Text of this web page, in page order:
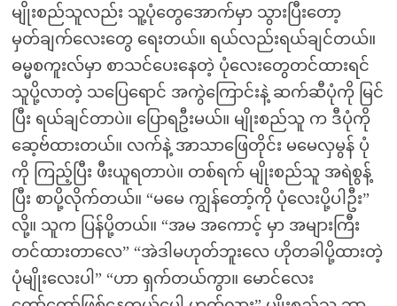
မျိုးစည်သူလည်း သူ့ပုံတွေအောက်မှာ သွားပြီးတော့
မှတ်ချက်လေးတွေ ရေးတယ်။ ရယ်လည်းရယ်ချင်တယ်။
ဓမ္မစကူးလ်မှာ စာသင်ပေးနေတဲ့ ပုံလေးတွေတင်ထားရင်
သူပို့လာတဲ့ သပြေရောင် အကွဲကြောင်းနဲ့ ဆက်ဆီပုံကို မြင်
ပြီး ရယ်ချင်တာပဲ။ ပြောရဦးမယ်။ မျိုးစည်သူ က ဒီပုံကို
ဆေ့ဗ်ထားတယ်။ လက်နဲ့ အာသာဖြေတိုင်း မမေလှမွန် ပုံ
ကို ကြည့်ပြီး ဖီးယူရတာပဲ။ တစ်ရက် မျိုးစည်သူ အရဲစွန့်
ပြီး စာပို့လိုက်တယ်။ “မမေ ကျွန်တော့်ကို ပုံလေးပို့ပါဦး”
လို့။ သူက ပြန်ပို့တယ်။ “အမ အကောင့် မှာ အများကြီး
တင်ထားတာလေ” “အဲဒါမဟုတ်ဘူးလေ ဟိုတခါပို့ထားတဲ့
ပုံမျိုးလေးပါ” “ဟာ ရှက်တယ်ကွာ။ မောင်လေး